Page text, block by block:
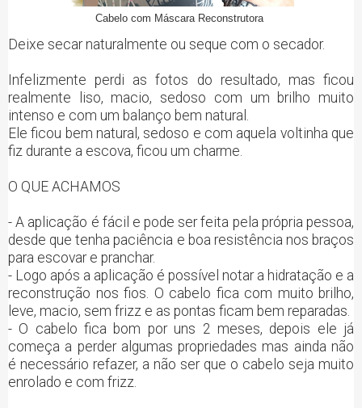
Cabelo com Máscara Reconstrutora
Deixe secar naturalmente ou seque com o secador.
Infelizmente perdi as fotos do resultado, mas ficou
realmente liso, macio, sedoso com um brilho muito
intenso e com um balanço bem natural.
Ele ficou bem natural, sedoso e com aquela voltinha que
fiz durante a escova, ficou um charme.
O QUE ACHAMOS
- A aplicação é fácil e pode ser feita pela própria pessoa,
desde que tenha paciência e boa resistência nos braços
para escovar e pranchar.
- Logo após a aplicação é possível notar a hidratação e a
reconstrução nos fios. O cabelo fica com muito brilho,
leve, macio, sem frizz e as pontas ficam bem reparadas.
- O cabelo fica bom por uns 2 meses, depois ele já
começa a perder algumas propriedades mas ainda não
é necessário refazer, a não ser que o cabelo seja muito
enrolado e com frizz.